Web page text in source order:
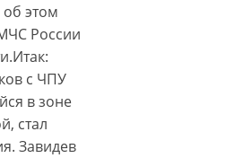
этом
России
с ЧПУ
в зоне
стал
Завидев